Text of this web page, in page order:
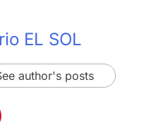
EL SOL
author's posts